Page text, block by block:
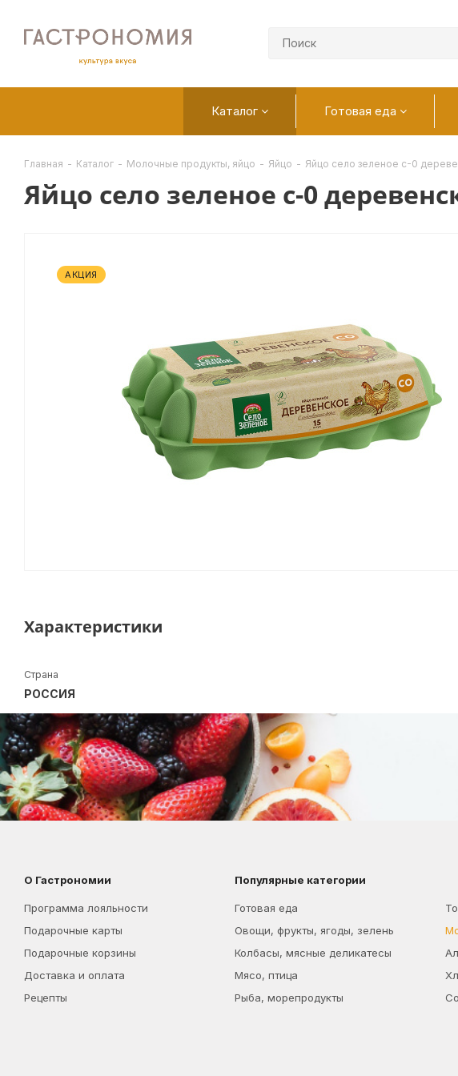
Каталог Готовая еда
Главная - Каталог - Молочные продукты, яйцо - Яйцо - Яйцо село зеленое с-0
Яйцо село зеленое с-0
АКЦИЯ
Характеристики
Страна
РОССИЯ
О Гастрономии
Программа лояльности
Подарочные карты
Подарочные корзины
Доставка и оплата
Рецепты
Популярные категории
Готовая еда
Овощи, фрукты, ягоды, зелень
Колбасы, мясные деликатесы
Мясо, птица
Рыба, морепродукты